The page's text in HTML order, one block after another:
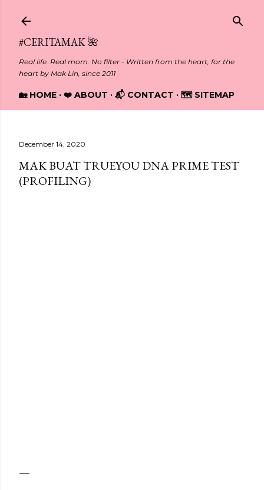
#CERITAMAK 🌺
Real life. Real mom. No filter - Written from the heart, for the
heart by Mak Lin, since 2011
🏡 HOME ❤️ ABOUT 📬 CONTACT 🗺️ SITEMAP
December 14, 2020
MAK BUAT TRUEYOU DNA PRIME TEST
(PROFILING)